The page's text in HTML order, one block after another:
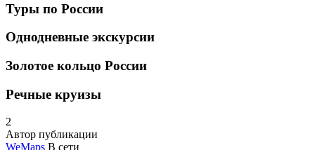
Туры по России
Однодневные экскурсии
Золотое кольцо России
Речные круизы
2
Автор публикации
WeMaps В сети